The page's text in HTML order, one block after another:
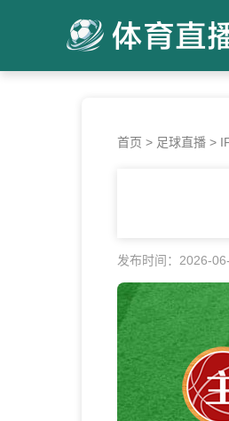
首页 > 足球直播 >
发布时间：2026-